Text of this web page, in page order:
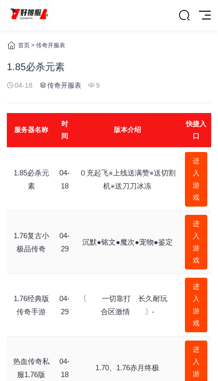
首页 > 传奇开服表
1.85必杀元素
04-18 传奇开服表 9
服务器名称
时
间
版本介绍
快捷入
口
1.85必杀元
素
04-
18
０充起飞※上线送满赞※送切割
机※送刀刀冰冻
进
入
游
戏
1.76复古小
极品传奇
04-
29
沉默●铭文●魔次●宠物●鉴定
进
入
游
戏
1.76经典版
传奇手游
04-
29
〔 一切靠打 长久耐玩
合区激情 〕-
进
入
游
戏
热血传奇私
服1.76版
04-
18
1.70、1.76赤月终极
进
入
游